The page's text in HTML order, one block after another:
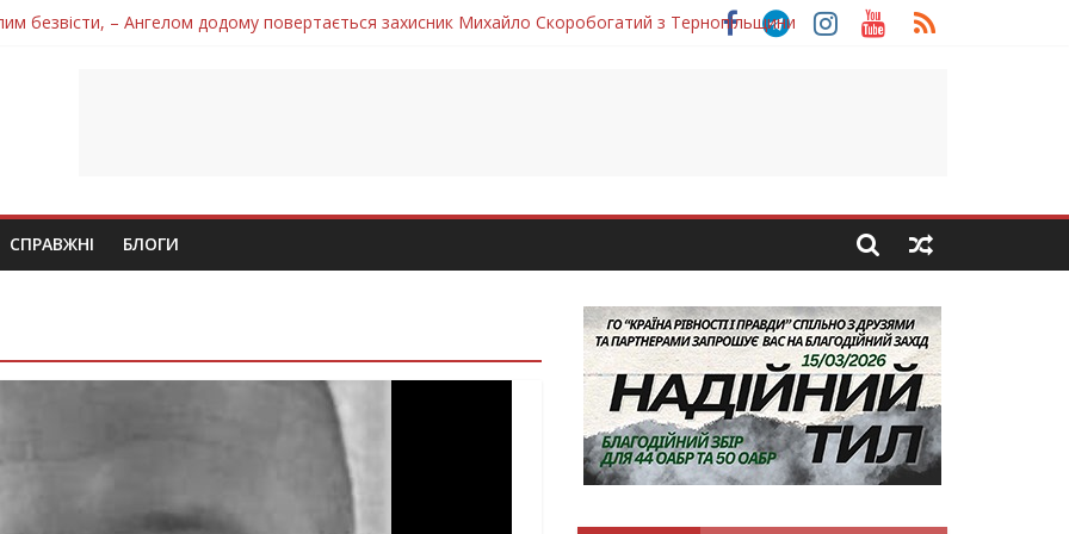
безвісти, – Ангелом додому повертається захисник Михайло Скоробогатий з Тернопільщини
захисника Володимира Вельму
Петро Федів повертається до рідного дому «на щиті»
втратила захисника Володимира Дичку
СПРАВЖНІ БЛОГИ